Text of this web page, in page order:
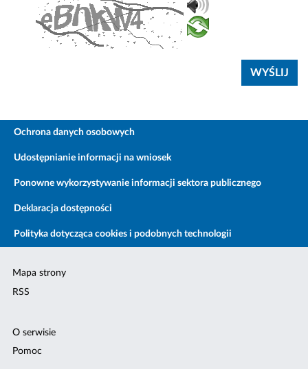
Ochrona danych osobowych
Udostępnianie informacji na wniosek
Ponowne wykorzystywanie informacji sektora publicznego
Deklaracja dostępności
Polityka dotycząca cookies i podobnych technologii
Mapa strony
RSS
O serwisie
Pomoc